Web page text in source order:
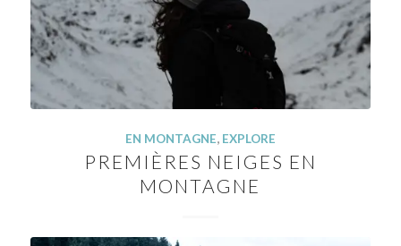
EN MONTAGNE, EXPLORE
PREMIÈRES NEIGES EN
MONTAGNE